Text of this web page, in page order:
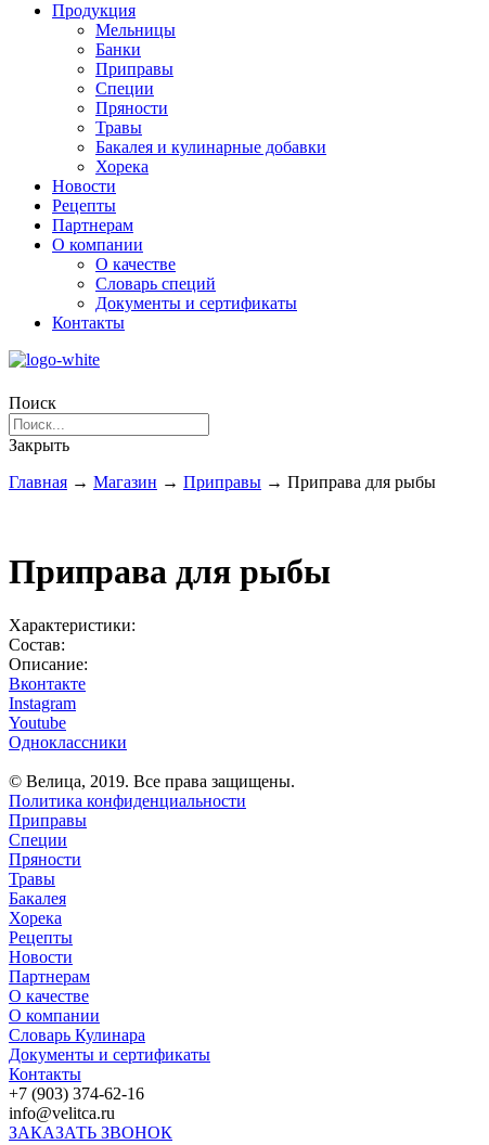
Продукция
Мельницы
Банки
Приправы
Специи
Пряности
Травы
Бакалея и кулинарные добавки
Хорека
Новости
Рецепты
Партнерам
О компании
О качестве
Словарь специй
Документы и сертификаты
Контакты
Поиск
Закрыть
Главная → Магазин → Приправы → Приправа для рыбы
Приправа для рыбы
Характеристики:
Состав:
Описание:
Вконтакте
Instagram
Youtube
Одноклассники
© Велица, 2019. Все права защищены.
Политика конфиденциальности
Приправы
Специи
Пряности
Травы
Бакалея
Хорека
Рецепты
Новости
Партнерам
О качестве
О компании
Словарь Кулинара
Документы и сертификаты
Контакты
+7 (903) 374-62-16
info@velitсa.ru
ЗАКАЗАТЬ ЗВОНОК